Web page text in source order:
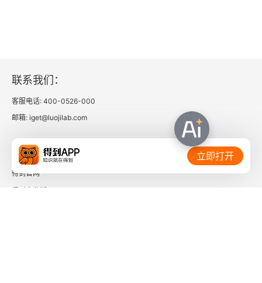
联系我们：
客服电话: 400-0526-000
邮箱: iget@luojilab.com
相关链接：
得到官网
立即打开